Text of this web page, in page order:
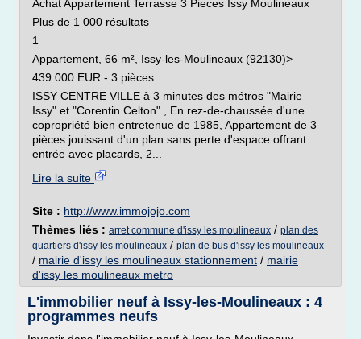
Achat Appartement Terrasse 3 Pieces Issy Moulineaux
Plus de 1 000 résultats
1
Appartement, 66 m², Issy-les-Moulineaux (92130)>
439 000 EUR - 3 pièces
ISSY CENTRE VILLE à 3 minutes des métros "Mairie
Issy" et "Corentin Celton" , En rez-de-chaussée d'une
copropriété bien entretenue de 1985, Appartement de 3
pièces jouissant d'un plan sans perte d'espace offrant :
entrée avec placards, 2...
Lire la suite
Site : http://www.immojojo.com
Thèmes liés : arret commune d'issy les moulineaux / plan des
quartiers d'issy les moulineaux / plan de bus d'issy les moulineaux
/ mairie d'issy les moulineaux stationnement / mairie
d'issy les moulineaux metro
L'immobilier neuf à Issy-les-Moulineaux : 4
programmes neufs